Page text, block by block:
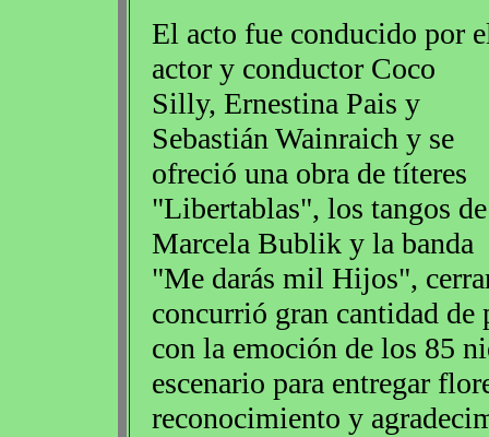
El acto fue conducido por
actor y conductor Coco
Silly, Ernestina Pais y
Sebastián Wainraich y se
ofreció una obra de títeres
"Libertablas", los tangos de
Marcela Bublik y la banda
"Me darás mil Hijos",
concurrió gran cantidad
con la emoción de los 85
escenario para entregar
reconocimiento y